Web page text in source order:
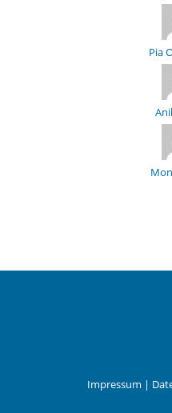
Pia
Impressum |